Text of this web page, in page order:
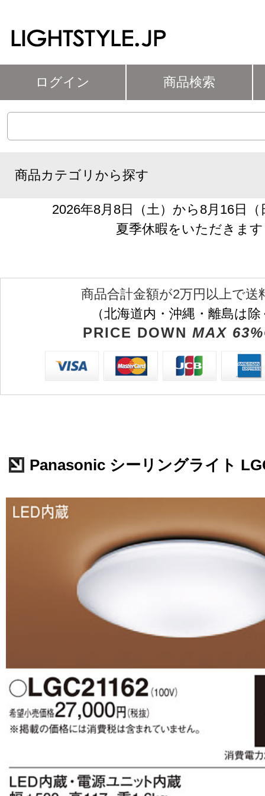
ログイン 商品検索
商品カテゴリから探す
2026年8月8日（土）から8月16日
夏季休暇をいただきます
商品合計金額が2万円以上で送
（北海道内・沖縄・離島は
PRICE DOWN MAX
Panasonic シーリングライト